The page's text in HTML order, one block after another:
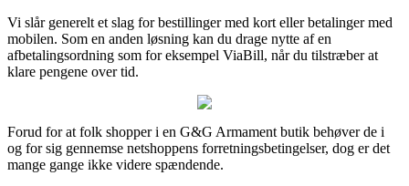
Vi slår generelt et slag for bestillinger med kort eller betalinger med
mobilen. Som en anden løsning kan du drage nytte af en
afbetalingsordning som for eksempel ViaBill, når du tilstræber at
klare pengene over tid.
Forud for at folk shopper i en G&G Armament butik behøver de i
og for sig gennemse netshoppens forretningsbetingelser, dog er det
mange gange ikke videre spændende.